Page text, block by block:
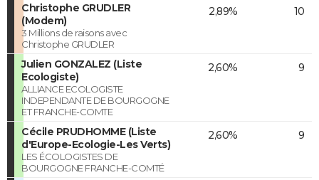
Christophe GRUDLER
(Modem)
3 Millions de raisons avec
Christophe GRUDLER
2,89% 10
Julien GONZALEZ (Liste
Ecologiste)
ALLIANCE ECOLOGISTE
INDEPENDANTE DE BOURGOGNE
ET FRANCHE-COMTE
2,60% 9
Cécile PRUDHOMME (Liste
d'Europe-Ecologie-Les Verts)
LES ÉCOLOGISTES DE
BOURGOGNE FRANCHE-COMTÉ
2,60% 9